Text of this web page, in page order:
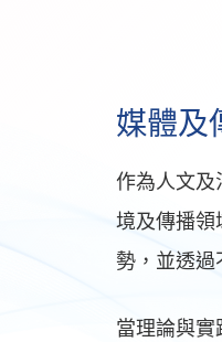
媒體及
作為人文及
境及傳播領
勢，並透過
當理論與